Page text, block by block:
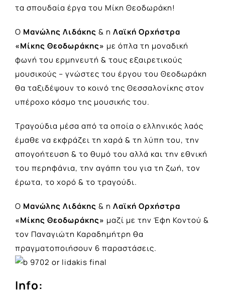
τα σπουδαία έργα του Μίκη Θεοδωράκη!
Ο Μανώλης Λιδάκης & η Λαϊκή Ορχήστρα
«Μίκης Θεοδωράκης» με όπλα τη μοναδική
φωνή του ερμηνευτή & τους εξαιρετικούς
μουσικούς – γνώστες του έργου του Θεοδωράκη
θα ταξιδέψουν το κοινό της Θεσσαλονίκης στον
υπέροχο κόσμο της μουσικής του.
Τραγούδια μέσα από τα οποία ο ελληνικός λαός
έμαθε να εκφράζει τη χαρά & τη λύπη του, την
απογοήτευση & το θυμό του αλλά και την εθνική
του περηφάνια, την αγάπη του για τη ζωή, τον
έρωτα, το χορό & το τραγούδι.
Ο Μανώλης Λιδάκης & η Λαϊκή Ορχήστρα
«Μίκης Θεοδωράκης» μαζί με την Έφη Κοντού &
τον Παναγιώτη Καραδημήτρη θα
πραγματοποιήσουν 6 παραστάσεις.
Info: